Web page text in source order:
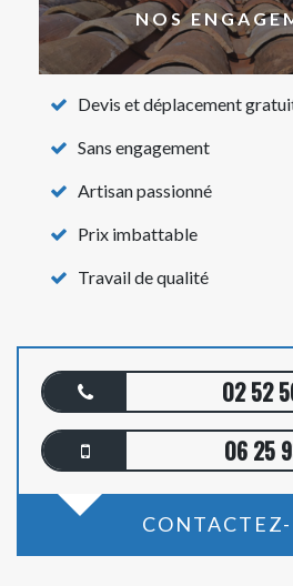
NOS
Devis et déplacement
Sans engagement
Artisan passionné
Prix imbattable
Travail de qualité
02 52
06 25